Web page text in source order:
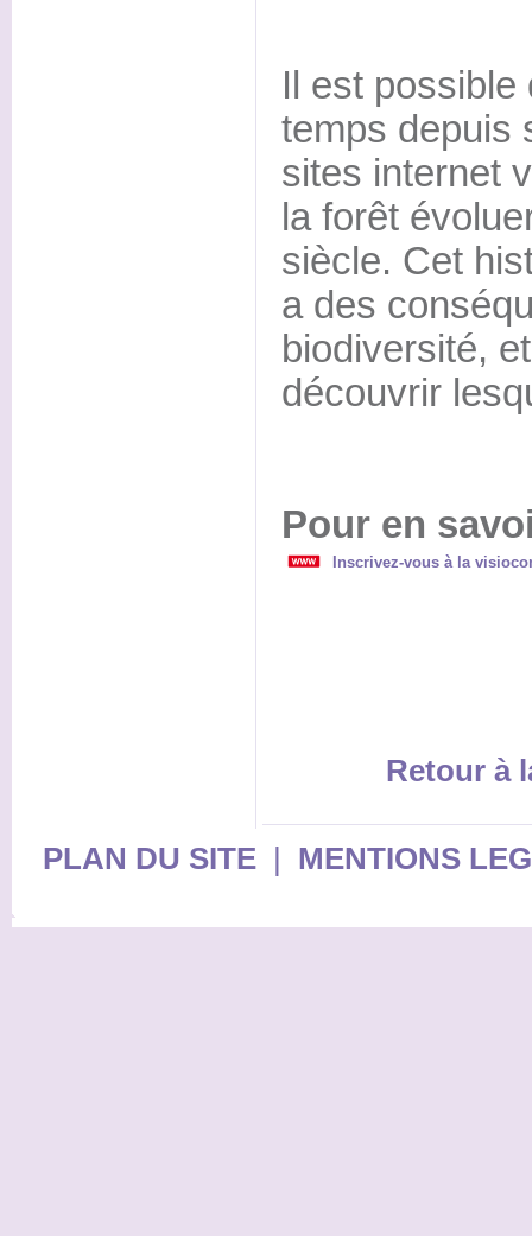
Il est possible
temps depuis
sites internet
la forêt
siècle. Cet
a des
biodiversité,
découvrir
Pour en
Inscrivez-vous à la
Retour à
PLAN DU SITE| MENTIONS